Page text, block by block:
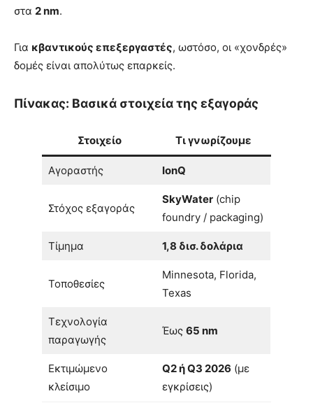
στα 2 nm.
Για κβαντικούς επεξεργαστές, ωστόσο, οι «χονδρές»
δομές είναι απολύτως επαρκείς.
Πίνακας: Βασικά στοιχεία της εξαγοράς
Στοιχείο Τι γνωρίζουμε
Αγοραστής IonQ
Στόχος εξαγοράς
SkyWater(chip
foundry / packaging)
Τίμημα 1,8 δισ. δολάρια
Τοποθεσίες
Minnesota, Florida,
Texas
Τεχνολογία
παραγωγής
Έως 65 nm
Εκτιμώμενο
κλείσιμο
Q2 ή Q3 2026 (με
εγκρίσεις)